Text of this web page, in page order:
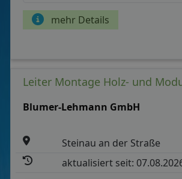
mehr Details
Leiter Montage Holz- und
Blumer-Lehmann GmbH
Steinau an der Straße
aktualisiert seit: